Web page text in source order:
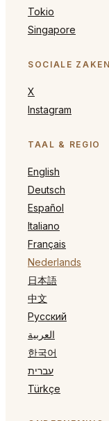
Tokio
Singapore
SOCIALE ZAKEN
X
Instagram
TAAL & REGIO
English
Deutsch
Español
Italiano
Français
Nederlands
日本語
中文
Русский
العربية
한국어
עברית
Türkçe